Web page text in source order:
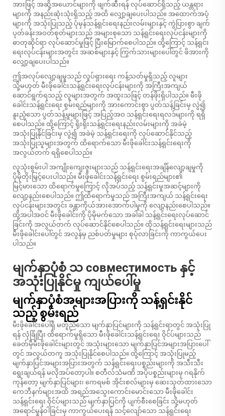
အားဖြင့် အဆို့အယောင်များကို ဖျက်ဆီးရန် လုပ်ဆောင်ရှိသည့် ယန္တရား
များကို အနည်းဆုံးသုံးရှိသည့် အထိ လျှော့ချပေးပါသည်။ အထောက်အပံ့
များကို အသုံးပြုသည့် ပုံမှန်သန့်ရှင်းရေးနည်းလမ်းများနှင့် ကွဲပြားစွာ ချက်
ပုတ်ခန်းအဝတ်စုတ်များသည် အများစုသော သန့်ရှင်းရေးလုပ်ငန်းများကို
ဓာတုဆိုင်ရာ လုပ်ဆောင်မှုဖြင့် ပြီးမြောက်စေပါသည်။ ထို့ကြောင့် သန့်ရှင်း
ရေးလုပ်ငန်းများအတွင်း အဆစ်များနှင့် ကြွက်သားများပေါ်တွင် ဖိအားကို
လျှော့ချပေးပါသည်။
ဤအလုပ်လျော့ချမှုသည် လှုပ်ရှားရေး ကန့်သတ်မှုရှိသည့် လူများ
သို့မဟုတ် မီးဖိုခေါင်းသန့်ရှင်းရေးလုပ်ငန်းများကို အကြီးအကျယ်
ဆောင်ရွက်ရသည့် လူများအတွက် အထူးသဖြင့် တန်ဖိုးရှိပါသည်။ မီးဖို
ခေါင်းသန့်ရှင်းရေး စွမ်းရည်များကို အားကောင်းစွာ ပွတ်သန့်ခြင်းမှ လွဲ၍
နူးညံ့သော ပွတ်သန့်မှုများဖြင့် အပြည့်အဝ သန့်ရှင်းရေးရလဒ်များကို ရရှိ
စေပါသည်။ ထို့ကြောင့် ရိုးရိုးသန့်ရှင်းရေးနည်းလမ်းများကို အခဲမဲ့
အသုံးပြုနိုင်ခြင်းမှ လွဲ၍ အခဲမဲ့ သန့်ရှင်းရေးကို လုပ်ဆောင်နိုင်သည့်
အသုံးပြုသူများအတွက် ထိရောက်သော မီးဖိုခေါင်းသန့်ရှင်းရေးကို
အလွယ်တက် ရရှိစေပါသည်။
လူသုံးစွမ်းပါ အကျိုးကျေးဇူးများသည် သန့်ရှင်းရေးအချိန်လျော့ချမှုကို
ပိုမိုတိုးမြှင့်ပေးပါသည်။ မီးဖိုခေါင်းသန့်ရှင်းရေး စွမ်းရည်များ၏
မြင့်မားသော ထိရောက်မှုကြောင့် လိုအပ်သည့် သန့်ရှင်းမှုအဆင့်များကို
လျော့နည်းစေပါသည်။ ဤထိရောက်မှုသည် အကြီးအကျယ် သန့်ရှင်းရေး
လုပ်ငန်းများအတွင်း ခန္တာကိုယ်အားအောက်ပါမှုကို လျော့နည်းစေပါသည်။
ထို့အပါအဝင် မီးဖိုခေါင်းကို ပိုမိုမက်သော အခါခါ သန့်ရှင်းရေးလုပ်ဆောင်
ခြင်းကို အလွယ်တက် လုပ်ဆောင်နိုင်စေပါသည်။ ထိုသန့်ရှင်းရေးများသည်
မီးဖိုခေါင်းပေါ်တွင် အလွန်မှ ညစ်ပတ်မှုများ စုပုံလာခြင်းကို ကာကွယ်ပေး
ပါသည်။
မျက်နှာပုံစံ သ совместимость နှင့်
အသုံးပြုနိုင်မှု ကျယ်ပေါ်မှု
မျက်နှာပုံစံအများအပြားကို သန့်ရှင်းနိုင်
သည့် စွမ်းရည်
မီးဖိုခေါင်းပေါ်ရှိ မတူညီသော မျက်နှာပြင်များကို သန့်ရှင်းရာတွင် အသုံးပြု
ရန် လုံခြုံပြီး ထိရောက်မှုရှိသော မီးဖိုခေါင်းသန့်ရှင်းရေး ဝိုင်ပ်များသည်
ခေတ်မှီမီးဖိုခေါင်းများတွင် အသုံးများသော မျက်နှာပြင်အများအပြားပေါ်
တွင် အလွယ်တကူ အသုံးပြုနိုင်စေပါသည်။ ထို့ကြောင့် အသုံးပြုမည့်
မျက်နှာပြင်အများအပြားအတွက် သန့်ရှင်းရေးပစ္စည်းများကို အသီးသီး
ရွေးချယ်ရန် မလိုအပ်တော့ပါ။ စတီလ်သံမဏိ အပိုပစ္စည်းများမှ ဂရနိုက်
ကုန်တော့ မျက်နှာပြင်များ၊ ကေရမစ် အိုင်းစလ်များမှ ဆေးသုတ်ထားသော
ကေဘီနက်များအထိ အရည်အသွေးကောင်းမောင်းသော မီးဖိုခေါင်း
သန့်ရှင်းရေး ဝိုင်ပ်များသည် မျက်နှာပြင်ကို ပျက်စီးစေခြင်း သို့မဟုတ်
အရောင်မှုန်ဝါခြင်းမှ ကာကွယ်ပေးရန် သင့်လျော်သော သန့်ရှင်းရေး